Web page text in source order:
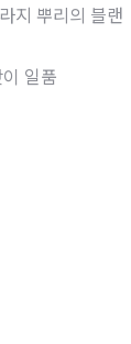
지 뿌리의 블랜
일품